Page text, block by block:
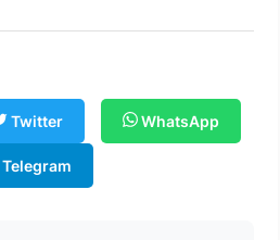
Twitter WhatsApp
Telegram